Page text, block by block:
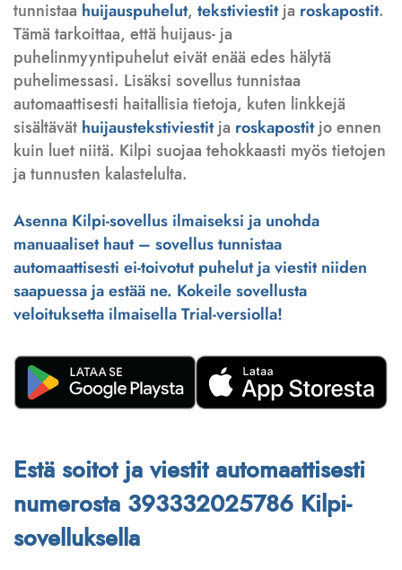
tunnistaa huijauspuhelut, tekstiviestitja roskapostit.
Tämä tarkoittaa, että huijaus- ja
puhelinmyyntipuhelut eivät enää edes hälytä
puhelimessasi. Lisäksi sovellus tunnistaa
automaattisesti haitallisia tietoja, kuten linkkejä
sisältävät huijaustekstiviestitja roskapostitjo ennen
kuin luet niitä. Kilpi suojaa tehokkaasti myös tietojen
ja tunnusten kalastelulta.
Asenna Kilpi-sovellus ilmaiseksi ja unohda
manuaaliset haut – sovellus tunnistaa
automaattisesti ei-toivotut puhelut ja viestit niiden
saapuessa ja estää ne. Kokeile sovellusta
veloituksetta ilmaisella Trial-versiolla!
Estä soitot ja viestit automaattisesti
numerosta 393332025786 Kilpi-
sovelluksella